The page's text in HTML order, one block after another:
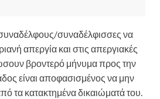
συναδέλφισσες να
απεργία και στις απεργιακές
βροντερό μήνυμα προς την
είναι αποφασισμένος να μην
τα κατακτημένα δικαιώματά του.